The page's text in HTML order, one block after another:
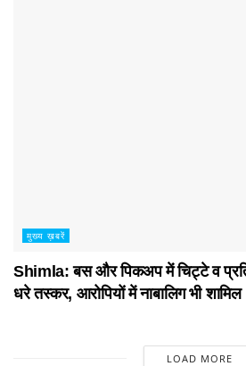
मुख्य ख़बरें
Shimla: बस और पिकअप में चिट्टे व
धरे तस्कर, आरोपियों में नाबालिग भी शामिल
LOAD MORE